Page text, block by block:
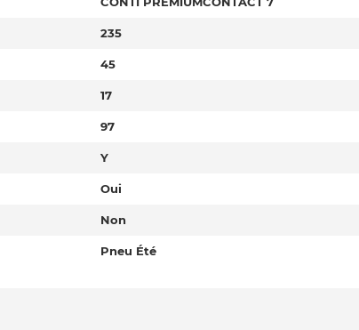
235
45
17
97
Y
Oui
Non
Pneu Été